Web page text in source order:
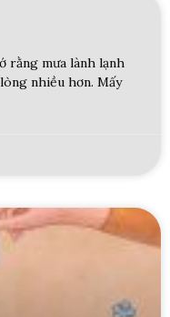
rằng mưa lành lạnh
nhiều hơn. Mấy